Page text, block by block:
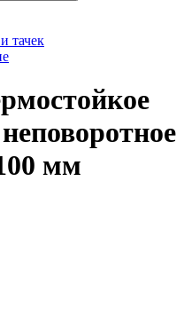
тачек
мм